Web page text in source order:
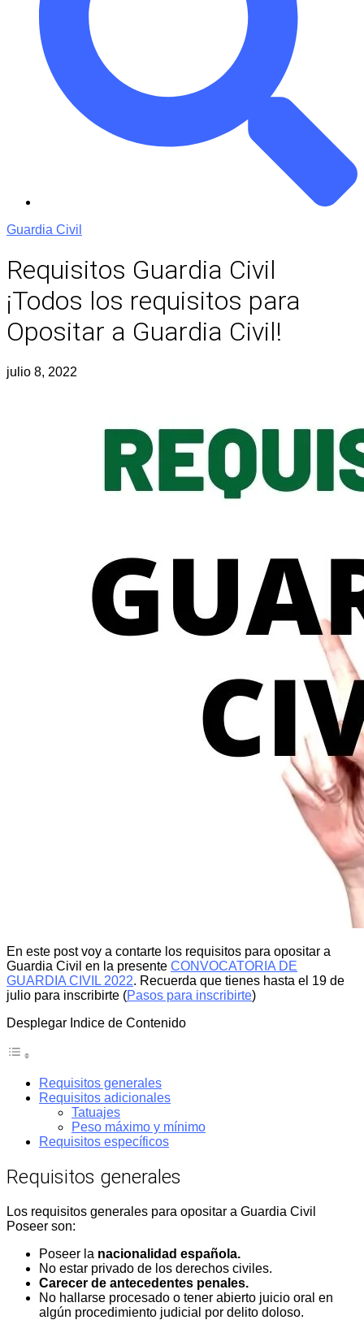
Guardia Civil
Requisitos Guardia Civil
¡Todos los requisitos para
Opositar a Guardia Civil!
julio 8, 2022
En este post voy a contarte los requisitos para opositar a
Guardia Civil en la presente CONVOCATORIA DE
GUARDIA CIVIL 2022. Recuerda que tienes hasta el 19 de
julio para inscribirte (Pasos para inscribirte)
Desplegar Indice de Contenido
Requisitos generales
Requisitos adicionales
Tatuajes
Peso máximo y mínimo
Requisitos específicos
Requisitos generales
Los requisitos generales para opositar a Guardia Civil
Poseer son:
Poseer la nacionalidad española.
No estar privado de los derechos civiles.
Carecer de antecedentes penales.
No hallarse procesado o tener abierto juicio oral en
algún procedimiento judicial por delito doloso.